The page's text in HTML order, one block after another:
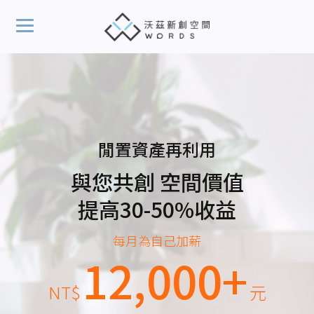
閒置資產再利用
與您共創 空間價值
提高30-50%收益
每月為自己加薪
NT$12,000+元